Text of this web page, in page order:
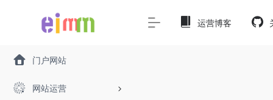
门户网站
网站运营
运营博客